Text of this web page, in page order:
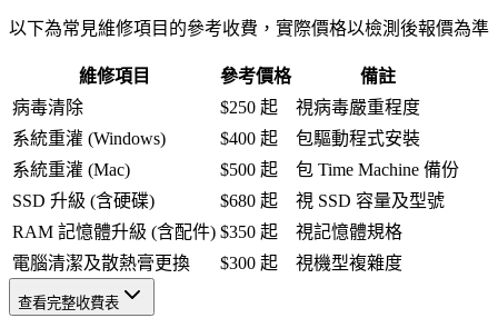
以下為常見維修項目的參考收費，實際價格以檢測後報價為準
維修項目 參考價格
備註
病毒清除
$250 起
視病毒嚴重程度
系統重灌 (Windows)
$400 起
包驅動程式安裝
系統重灌 (Mac)
$500 起
包 Time Machine 備份
SSD 升級 (含硬碟)
$680 起
視 SSD 容量及型號
RAM 記憶體升級 (含配件) $350 起
視記憶體規格
電腦清潔及散熱膏更換
$300 起 視機型複雜度
查看完整收費表